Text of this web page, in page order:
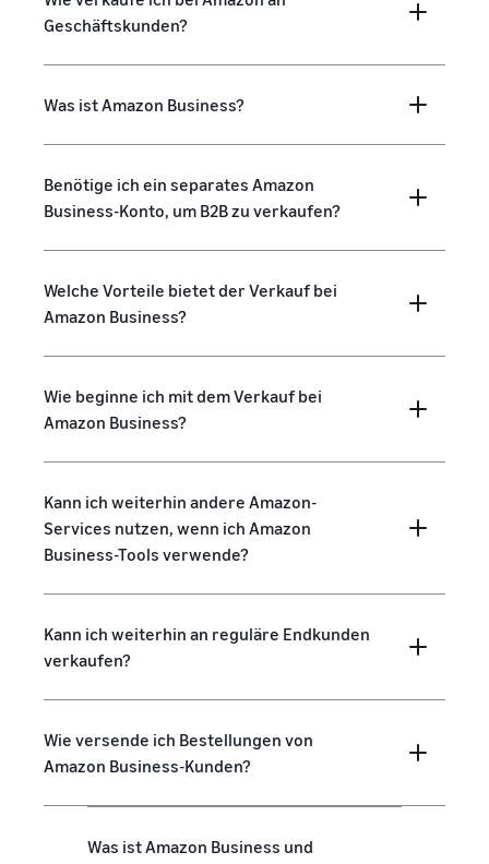
Geschäftskunden?
Was ist Amazon Business?
Benötige ich ein separates Amazon
Business-Konto, um B2B zu verkaufen?
Welche Vorteile bietet der Verkauf bei
Amazon Business?
Wie beginne ich mit dem Verkauf bei
Amazon Business?
Kann ich weiterhin andere Amazon-
Services nutzen, wenn ich Amazon
Business-Tools verwende?
Kann ich weiterhin an reguläre Endkunden
verkaufen?
Wie versende ich Bestellungen von
Amazon Business-Kunden?
Was ist Amazon Business und